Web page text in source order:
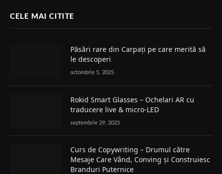
CELE MAI CITITE
Păsări rare din Carpați pe care merită să
le descoperi
octombrie 5, 2025
Rokid Smart Glasses – Ochelari AR cu
traducere live & micro-LED
septembrie 29, 2025
Curs de Copywriting – Drumul către
Mesaje Care Vând, Conving și Construiesc
Branduri Puternice